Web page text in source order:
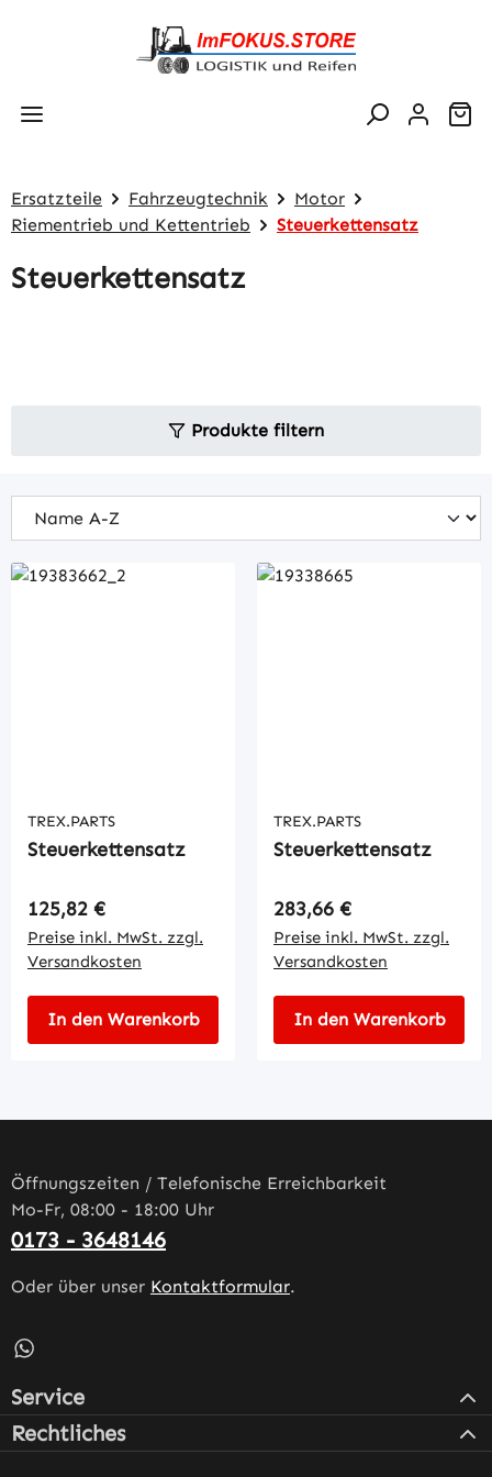
Zum Hauptinhalt springen
Ersatzteile Fahrzeugtechnik
Motor
Riementrieb und Kettentrieb
Steuerkettensatz
Steuerkettensatz
Produkte filtern
TREX.PARTS
Steuerkettensatz
Regulärer Preis:
125,82 €
Preise inkl. MwSt. zzgl.
Versandkosten
In den Warenkorb
TREX.PARTS
Steuerkettensatz
Regulärer Preis:
283,66 €
Preise inkl. MwSt. zzgl.
Versandkosten
In den Warenkorb
Öffnungszeiten / Telefonische Erreichbarkeit
Mo-Fr, 08:00 - 18:00 Uhr
0173 - 3648146
Oder über unser Kontaktformular.
Schreib uns auf WhatsApp – öffnet in neuem Tab
Service
Rechtliches